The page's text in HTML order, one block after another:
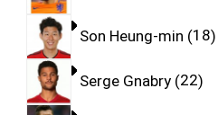
Son Heung-min 18
Serge Gnabry 22